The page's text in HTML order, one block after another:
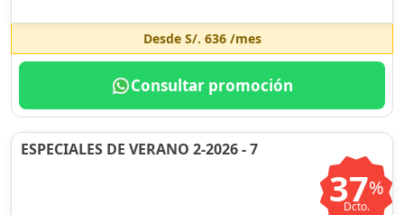
Desde S/. 636/mes
Consultar promoción
ESPECIALES DE VERANO 2-2026 - 7
37%
Dcto.